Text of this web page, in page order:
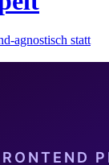
agnostisch statt